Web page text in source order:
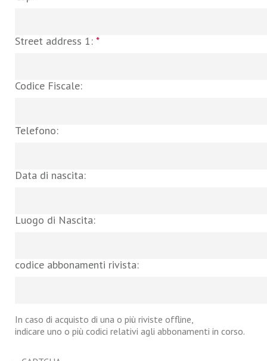
Street address 1: *
Codice Fiscale:
Telefono:
Data di nascita:
Luogo di Nascita:
codice abbonamenti rivista:
In caso di acquisto di una o più riviste offline,
indicare uno o più codici relativi agli abbonamenti in corso.